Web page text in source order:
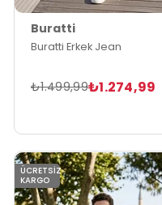
Buratti
Buratti Erkek Jean
₺1.274,99
₺1.499,99
ÜCRETSIZ
KARGO